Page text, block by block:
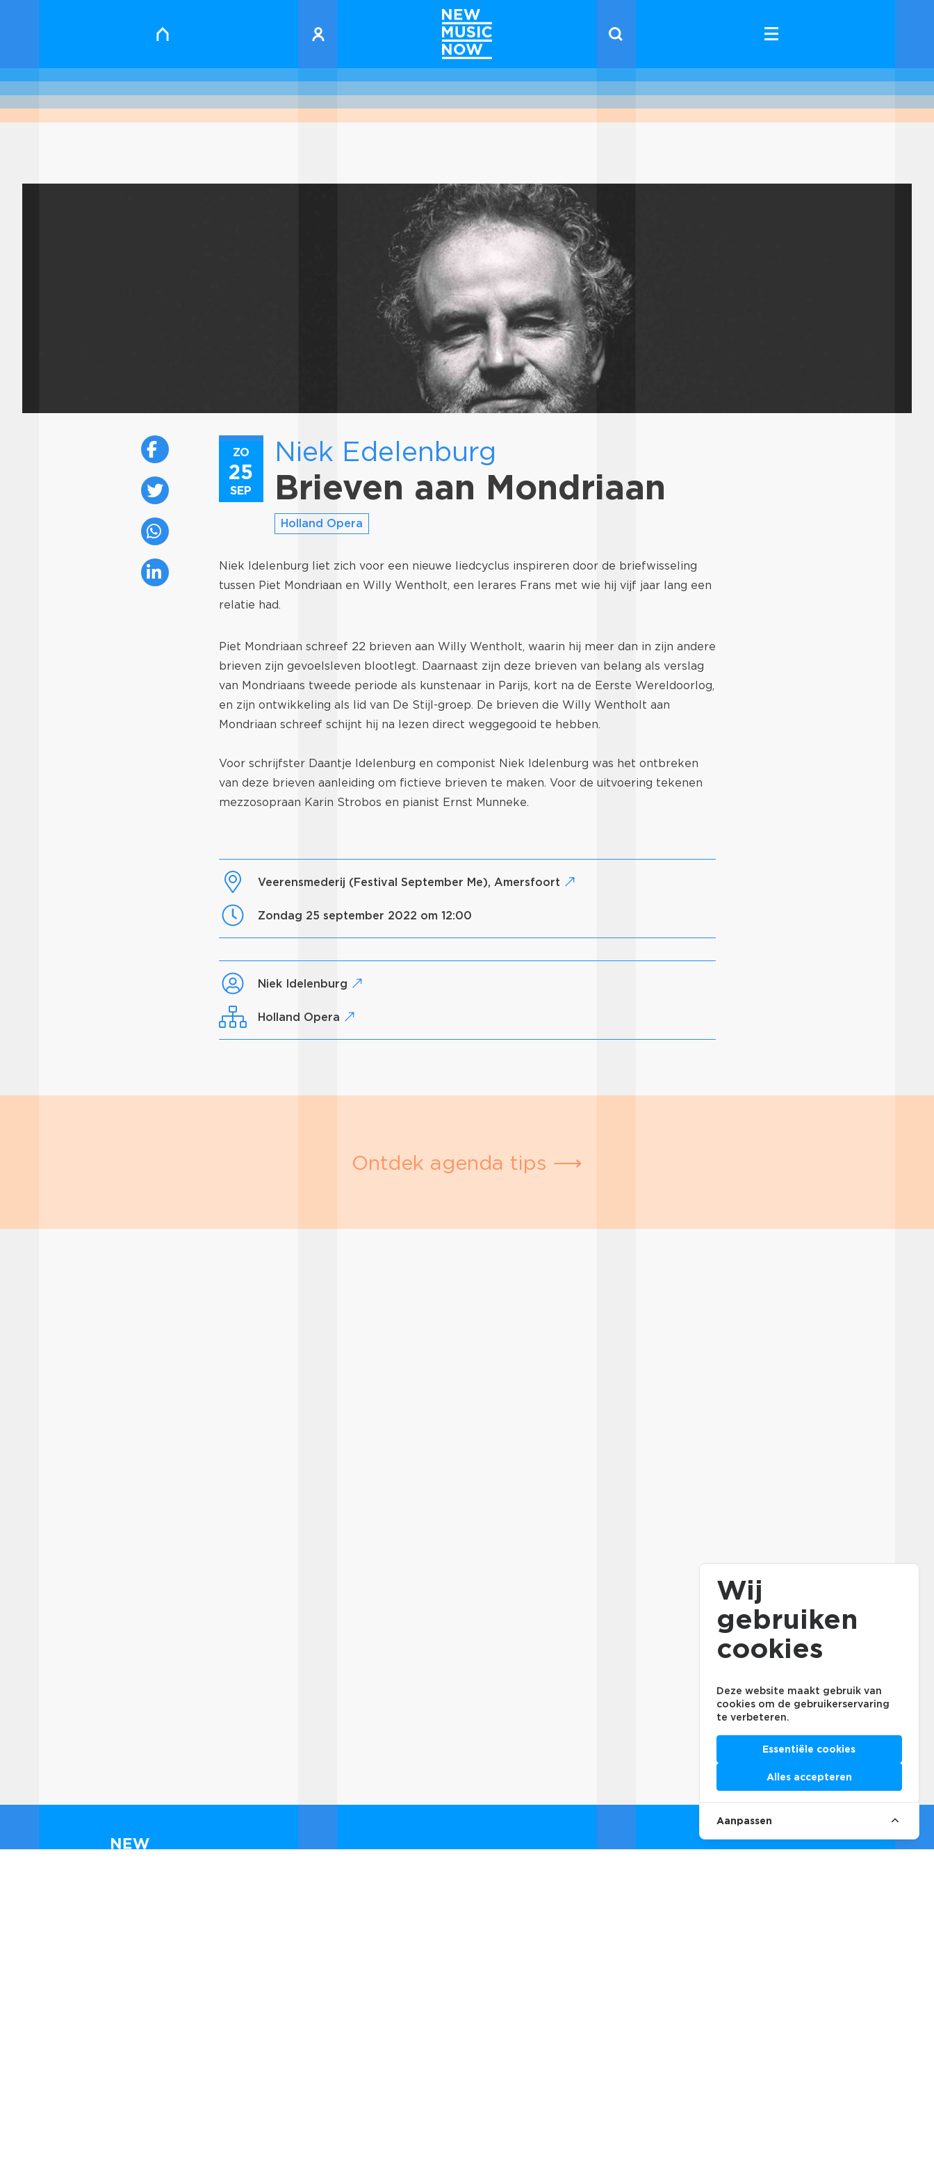
ZO
25
SEP
Niek Edelenburg
Brieven aan Mondriaan
Holland Opera
Niek Idelenburg liet zich voor een nieuwe liedcyclus inspireren door de briefwisseling
tussen Piet Mondriaan en Willy Wentholt, een lerares Frans met wie hij vijf jaar lang een
relatie had.
Piet Mondriaan schreef 22 brieven aan Willy Wentholt, waarin hij meer dan in zijn andere
brieven zijn gevoelsleven blootlegt. Daarnaast zijn deze brieven van belang als verslag
van Mondriaans tweede periode als kunstenaar in Parijs, kort na de Eerste Wereldoorlog,
en zijn ontwikkeling als lid van De Stijl-groep. De brieven die Willy Wentholt aan
Mondriaan schreef schijnt hij na lezen direct weggegooid te hebben.
Voor schrijfster Daantje Idelenburg en componist Niek Idelenburg was het ontbreken
van deze brieven aanleiding om fictieve brieven te maken. Voor de uitvoering tekenen
mezzosopraan Karin Strobos en pianist Ernst Munneke.
Veerensmederij (Festival September Me), Amersfoort
zondag 25 september 2022 om 12:00
Niek Idelenburg
Holland Opera
Ontdek agenda tips ⟶
Wij
gebruiken
cookies
Deze website maakt gebruik van
cookies om de gebruikerservaring
te verbeteren.
Essentiële cookies
Alles accepteren
Aanpassen